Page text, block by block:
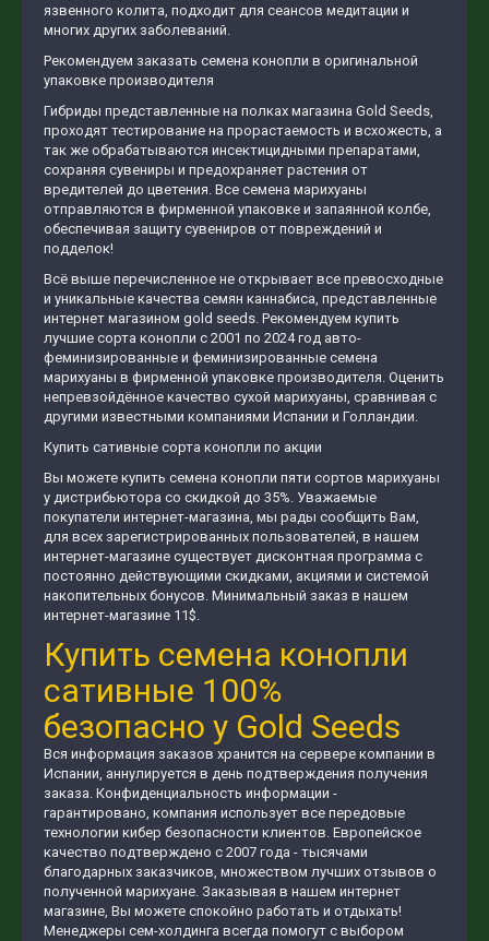
язвенного колита, подходит для сеансов медитации и
многих других заболеваний.
Рекомендуем заказать семена конопли в оригинальной
упаковке производителя
Гибриды представленные на полках магазина Gold Seeds,
проходят тестирование на прорастаемость и всхожесть, а
так же обрабатываются инсектицидными препаратами,
сохраняя сувениры и предохраняет растения от
вредителей до цветения. Все семена марихуаны
отправляются в фирменной упаковке и запаянной колбе,
обеспечивая защиту сувениров от повреждений и
подделок!
Всё выше перечисленное не открывает все превосходные
и уникальные качества семян каннабиса, представленные
интернет магазином gold seeds. Рекомендуем купить
лучшие сорта конопли с 2001 по 2024 год авто-
феминизированные и феминизированные семена
марихуаны в фирменной упаковке производителя. Оценить
непревзойдённое качество сухой марихуаны, сравнивая с
другими известными компаниями Испании и Голландии.
Купить сативные сорта конопли по акции
Вы можете купить семена конопли пяти сортов марихуаны
у дистрибьютора со скидкой до 35%. Уважаемые
покупатели интернет-магазина, мы рады сообщить Вам,
для всех зарегистрированных пользователей, в нашем
интернет-магазине существует дисконтная программа с
постоянно действующими скидками, акциями и системой
накопительных бонусов. Минимальный заказ в нашем
интернет-магазине 11$.
Купить семена конопли
сативные 100%
безопасно у Gold Seeds
Вся информация заказов хранится на сервере компании в
Испании, аннулируется в день подтверждения получения
заказа. Конфиденциальность информации -
гарантировано, компания использует все передовые
технологии кибер безопасности клиентов. Европейское
качество подтверждено с 2007 года - тысячами
благодарных заказчиков, множеством лучших отзывов о
полученной марихуане. Заказывая в нашем интернет
магазине, Вы можете спокойно работать и отдыхать!
Менеджеры сем-холдинга всегда помогут с выбором